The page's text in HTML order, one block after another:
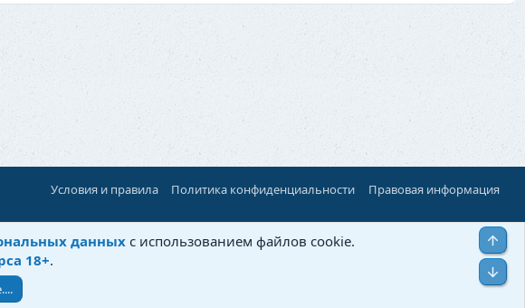
Условия и правила Политика конфиденциальности Правовая информация
данныхс использованием файлов cookie.
18+.